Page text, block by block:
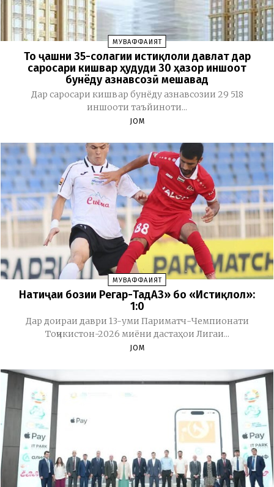
МУВАФФАҚИЯТ
То ҷашни 35-солагии истиқлоли давлат дар
саросари кишвар ҳудуди 30 ҳазор иншоот
бунёду азнавсозӣ мешавад
Дар саросари кишвар бунёду азнавсозии 29 518
иншооти таъйиноти...
JOM
МУВАФФАҚИЯТ
Натиҷаи бозии Регар-ТадАЗ» бо «Истиқлол»:
1:0
Дар доираи даври 13-уми Париматч-Чемпионати
Тоҷикистон-2026 миёни дастаҳои Лигаи...
JOM